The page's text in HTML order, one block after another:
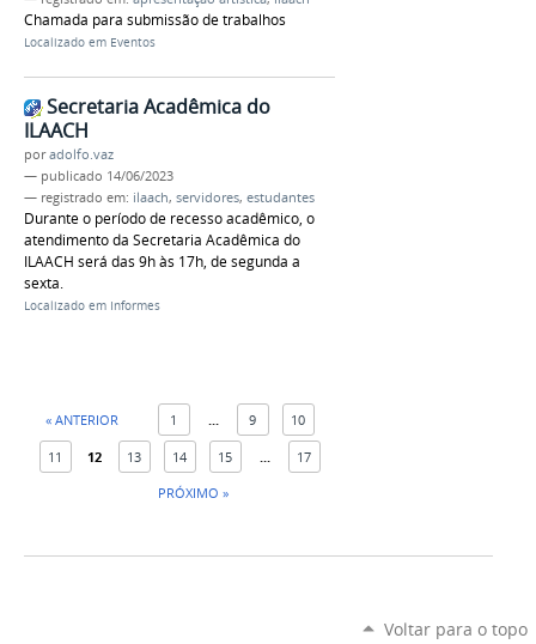
Chamada para submissão de trabalhos
Localizado em Eventos
Secretaria Acadêmica do
ILAACH
poradolfo.vaz
— publicado 14/06/2023
— registrado em: ilaach, servidores, estudantes
Durante o período de recesso acadêmico, o
atendimento da Secretaria Acadêmica do
ILAACH será das 9h às 17h, de segunda a
sexta.
Localizado em Informes
« ANTERIOR 1 9 10
11 12 13 14 15
17
PRÓXIMO »
Voltar para o topo